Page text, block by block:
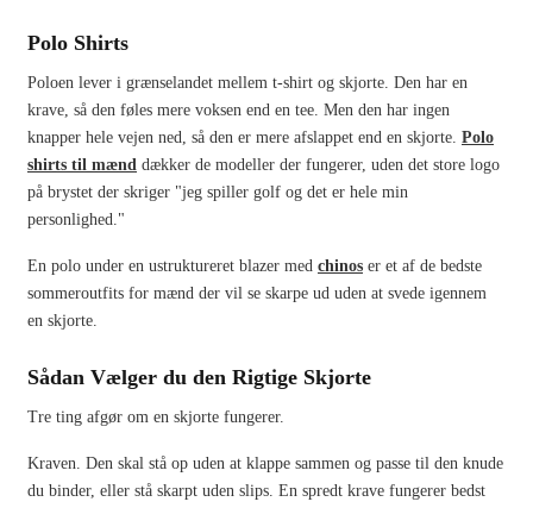
Polo Shirts
Poloen lever i grænselandet mellem t-shirt og skjorte. Den har en
krave, så den føles mere voksen end en tee. Men den har ingen
knapper hele vejen ned, så den er mere afslappet end en skjorte. Polo
shirts til mænd dækker de modeller der fungerer, uden det store logo
på brystet der skriger "jeg spiller golf og det er hele min
personlighed."
En polo under en ustruktureret blazer med chinos er et af de bedste
sommeroutfits for mænd der vil se skarpe ud uden at svede igennem
en skjorte.
Sådan Vælger du den Rigtige Skjorte
Tre ting afgør om en skjorte fungerer.
Kraven. Den skal stå op uden at klappe sammen og passe til den knude
du binder, eller stå skarpt uden slips. En spredt krave fungerer bedst